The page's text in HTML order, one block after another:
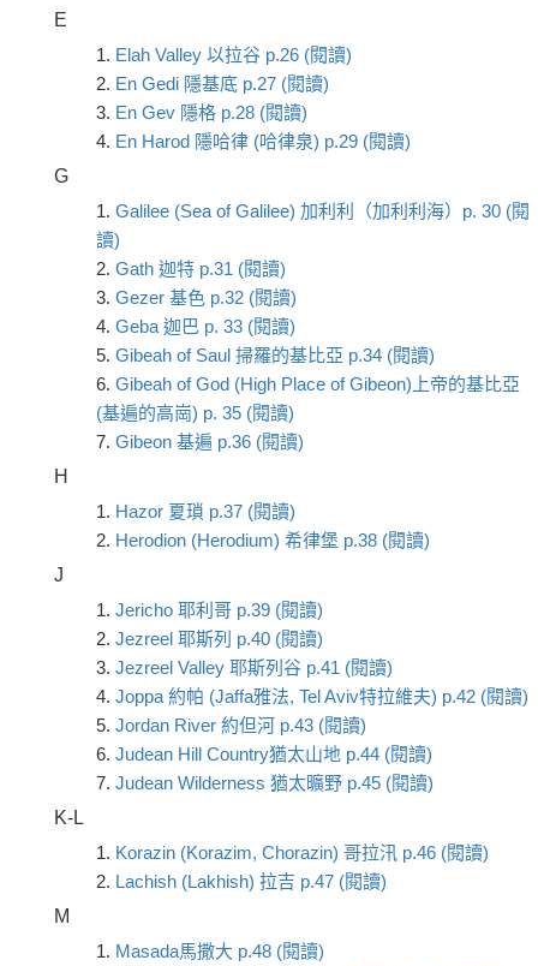
E
1. Elah Valley 以拉谷 p.26 (閱讀)
2. En Gedi 隱基底 p.27 (閱讀)
3. En Gev 隱格 p.28 (閱讀)
4. En Harod 隱哈律 (哈律泉) p.29 (閱讀)
G
1. Galilee (Sea of Galilee) 加利利（加利利海）p. 30 (閱
讀)
2. Gath 迦特 p.31 (閱讀)
3. Gezer 基色 p.32 (閱讀)
4. Geba 迦巴 p. 33 (閱讀)
5. Gibeah of Saul 掃羅的基比亞 p.34 (閱讀)
6. Gibeah of God (High Place of Gibeon)上帝的基比亞
(基遍的高崗) p. 35 (閱讀)
7. Gibeon 基遍 p.36 (閱讀)
H
1. Hazor 夏瑣 p.37 (閱讀)
2. Herodion (Herodium) 希律堡 p.38 (閱讀)
J
1. Jericho 耶利哥 p.39 (閱讀)
2. Jezreel 耶斯列 p.40 (閱讀)
3. Jezreel Valley 耶斯列谷 p.41 (閱讀)
4. Joppa 約帕 (Jaffa雅法, Tel Aviv特拉維夫) p.42 (閱讀)
5. Jordan River 約但河 p.43 (閱讀)
6. Judean Hill Country猶太山地 p.44 (閱讀)
7. Judean Wilderness 猶太曠野 p.45 (閱讀)
K-L
1. Korazin (Korazim, Chorazin) 哥拉汛 p.46 (閱讀)
2. Lachish (Lakhish) 拉吉 p.47 (閱讀)
M
1. Masada馬撒大 p.48 (閱讀)